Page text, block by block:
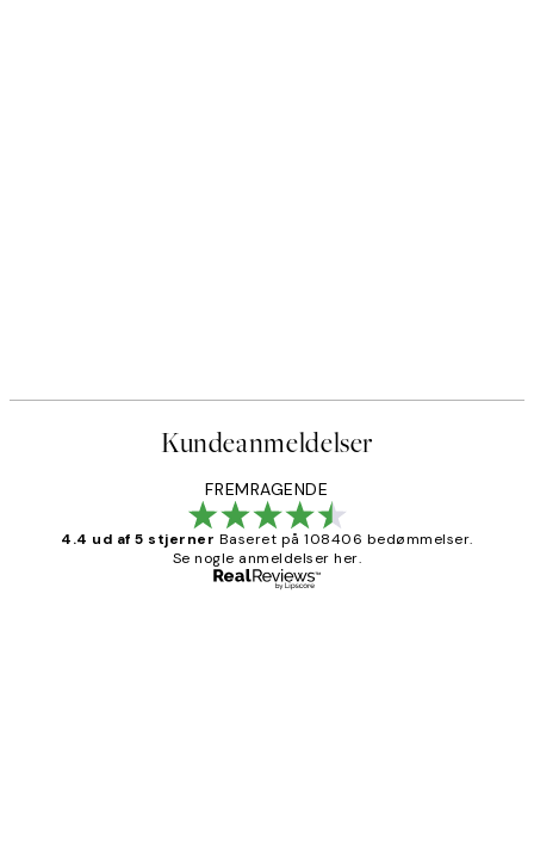
Kundeanmeldelser
FREMRAGENDE
4.4 ud af 5 stjerner Baseret på 108406 bedømmelser.
Se nogle anmeldelser her.